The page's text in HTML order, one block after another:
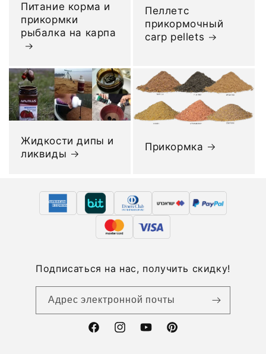
Питание корма и
прикормки
рыбалка на карпа
Пеллетс
прикормочный
carp pellets
Жидкости дипы и
ликвиды
Прикормка
Подписаться на нас, получить скидку!
Адрес электронной почты
FacebookInstagramYouTubePinterest